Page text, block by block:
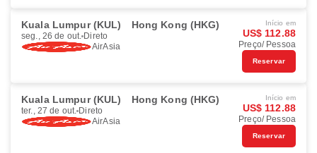
Kuala Lumpur (KUL) Hong Kong (HKG)
seg., 26 de out. Direto
AirAsia
Início em
US$ 112.88
Preço/ Pessoa
Reservar
Kuala Lumpur (KUL) Hong Kong (HKG)
ter., 27 de out. Direto
AirAsia
Início em
US$ 112.88
Preço/ Pessoa
Reservar